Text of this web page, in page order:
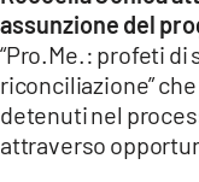
LACITYMAG.IT
ILREGGINO.IT
assunzione del
“Pro.Me.: profeti di
riconciliazione”
detenuti nel
attraverso